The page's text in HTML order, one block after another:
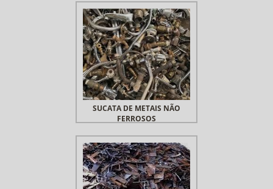
SUCATA DE METAIS NÃO
FERROSOS